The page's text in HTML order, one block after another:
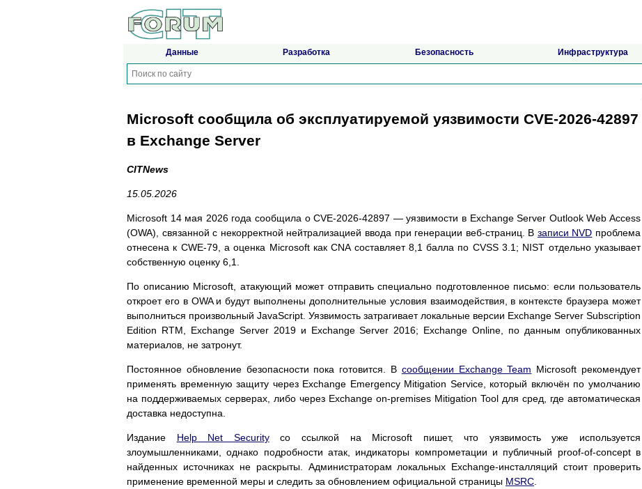
Данные Разработка Безопасность Инфраструктура
Microsoft сообщила об эксплуатируемой уязвимости CVE-2026-42897
в Exchange Server
CITNews
15.05.2026
Microsoft 14 мая 2026 года сообщила о CVE-2026-42897 — уязвимости в Exchange Server Outlook Web Access
(OWA), связанной с некорректной нейтрализацией ввода при генерации веб-страниц. В записи NVD проблема
отнесена к CWE-79, а оценка Microsoft как CNA составляет 8,1 балла по CVSS 3.1; NIST отдельно указывает
собственную оценку 6,1.
По описанию Microsoft, атакующий может отправить специально подготовленное письмо: если пользователь
откроет его в OWA и будут выполнены дополнительные условия взаимодействия, в контексте браузера может
выполниться произвольный JavaScript. Уязвимость затрагивает локальные версии Exchange Server Subscription
Edition RTM, Exchange Server 2019 и Exchange Server 2016; Exchange Online, по данным опубликованных
материалов, не затронут.
Постоянное обновление безопасности пока готовится. В сообщении Exchange Team Microsoft рекомендует
применять временную защиту через Exchange Emergency Mitigation Service, который включён по умолчанию
на поддерживаемых серверах, либо через Exchange on-premises Mitigation Tool для сред, где автоматическая
доставка недоступна.
Издание Help Net Securityсо ссылкой на Microsoft пишет, что уязвимость уже используется
злоумышленниками, однако подробности атак, индикаторы компрометации и публичный proof-of-concept в
найденных источниках не раскрыты. Администраторам локальных Exchange-инсталляций стоит проверить
применение временной меры и следить за обновлением официальной страницы MSRC